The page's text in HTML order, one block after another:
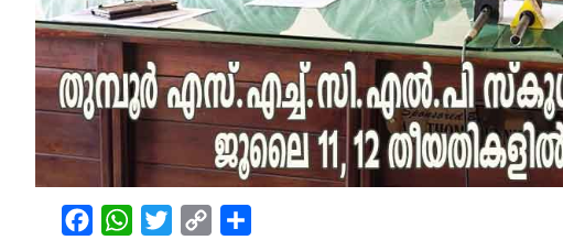
FacebookWhatsAppTwitterCopy